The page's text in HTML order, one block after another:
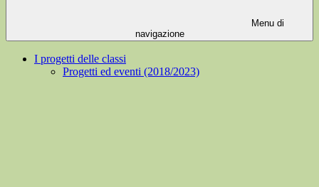
Menu di
navigazione
I progetti delle classi
Progetti ed eventi (2018/2023)